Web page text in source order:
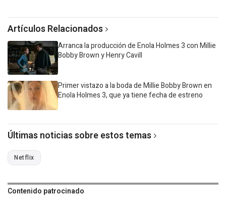
Artículos Relacionados
Arranca la producción de Enola Holmes 3 con Millie
Bobby Brown y Henry Cavill
Primer vistazo a la boda de Millie Bobby Brown en
Enola Holmes 3, que ya tiene fecha de estreno
Últimas noticias sobre estos temas
Netflix
Contenido patrocinado